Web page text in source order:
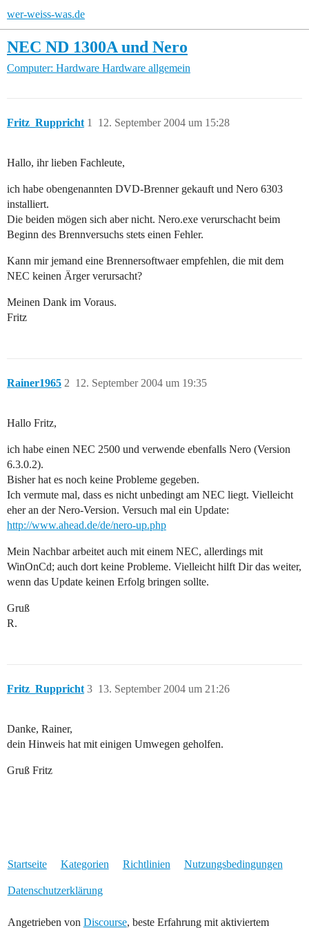
wer-weiss-was.de
NEC ND 1300A und Nero
Computer: Hardware Hardware allgemein
Fritz_Ruppricht 12. September 2004 um 15:28
1
Hallo, ihr lieben Fachleute,
ich habe obengenannten DVD-Brenner gekauft und Nero 6303
installiert.
Die beiden mögen sich aber nicht. Nero.exe verurschacht beim
Beginn des Brennversuchs stets einen Fehler.
Kann mir jemand eine Brennersoftwaer empfehlen, die mit dem
NEC keinen Ärger verursacht?
Meinen Dank im Voraus.
Fritz
Rainer1965 12. September 2004 um 19:35
2
Hallo Fritz,
ich habe einen NEC 2500 und verwende ebenfalls Nero (Version
6.3.0.2).
Bisher hat es noch keine Probleme gegeben.
Ich vermute mal, dass es nicht unbedingt am NEC liegt. Vielleicht
eher an der Nero-Version. Versuch mal ein Update:
http://www.ahead.de/de/nero-up.php
Mein Nachbar arbeitet auch mit einem NEC, allerdings mit
WinOnCd; auch dort keine Probleme. Vielleicht hilft Dir das weiter,
wenn das Update keinen Erfolg bringen sollte.
Gruß
R.
Fritz_Ruppricht 13. September 2004 um 21:26
3
Danke, Rainer,
dein Hinweis hat mit einigen Umwegen geholfen.
Gruß Fritz
Startseite Kategorien Richtlinien Nutzungsbedingungen
Datenschutzerklärung
Angetrieben von Discourse, beste Erfahrung mit aktiviertem